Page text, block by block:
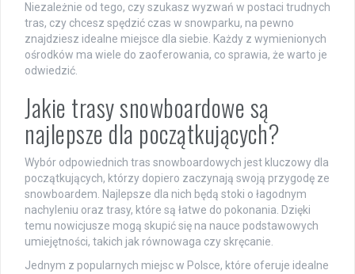
Niezależnie od tego, czy szukasz wyzwań w postaci trudnych
tras, czy chcesz spędzić czas w snowparku, na pewno
znajdziesz idealne miejsce dla siebie. Każdy z wymienionych
ośrodków ma wiele do zaoferowania, co sprawia, że warto je
odwiedzić.
Jakie trasy snowboardowe są
najlepsze dla początkujących?
Wybór odpowiednich tras snowboardowych jest kluczowy dla
początkujących, którzy dopiero zaczynają swoją przygodę ze
snowboardem. Najlepsze dla nich będą stoki o łagodnym
nachyleniu oraz trasy, które są łatwe do pokonania. Dzięki
temu nowicjusze mogą skupić się na nauce podstawowych
umiejętności, takich jak równowaga czy skręcanie.
Jednym z popularnych miejsc w Polsce, które oferuje idealne